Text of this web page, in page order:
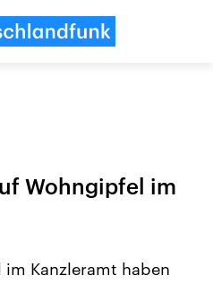
Wohngipfel im
Kanzleramt haben